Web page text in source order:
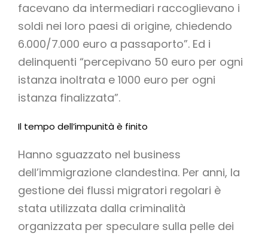
facevano da intermediari raccoglievano i
soldi nei loro paesi di origine, chiedendo
6.000/7.000 euro a passaporto”. Ed i
delinquenti “percepivano 50 euro per ogni
istanza inoltrata e 1000 euro per ogni
istanza finalizzata”.
Il tempo dell’impunità è finito
Hanno sguazzato nel business
dell’immigrazione clandestina. Per anni, la
gestione dei flussi migratori regolari è
stata utilizzata dalla criminalità
organizzata per speculare sulla pelle dei